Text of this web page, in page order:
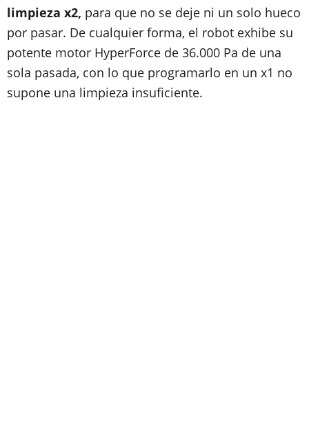
limpieza x2, para que no se deje ni un solo hueco
por pasar. De cualquier forma, el robot exhibe su
potente motor HyperForce de 36.000 Pa de una
sola pasada, con lo que programarlo en un x1 no
supone una limpieza insuficiente.